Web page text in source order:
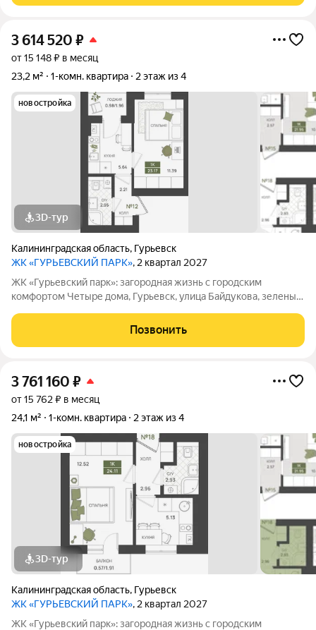
3 614 520 ₽
от 15 148 ₽ в месяц
23,2 м²
1-комн. квартира 2 этаж из 4
новостройка
3D-тур
Калининградская область, Гурьевск
ЖК «ГУРЬЕВСКИЙ ПАРК», 2 квартал 2027
ЖК «Гурьевский парк»: загородная жизнь с городским
комфортом Четыре дома, Гурьевск, улица Байдукова, зеленый
система отопления - все это новый проект от МПК. Срок сдачи
- II квартал 2027 года
Позвонить
3 761 160 ₽
от 15 762 ₽ в месяц
24,1 м²
1-комн. квартира 2 этаж из 4
новостройка
3D-тур
Калининградская область, Гурьевск
ЖК «ГУРЬЕВСКИЙ ПАРК», 2 квартал 2027
ЖК «Гурьевский парк»: загородная жизнь с городским